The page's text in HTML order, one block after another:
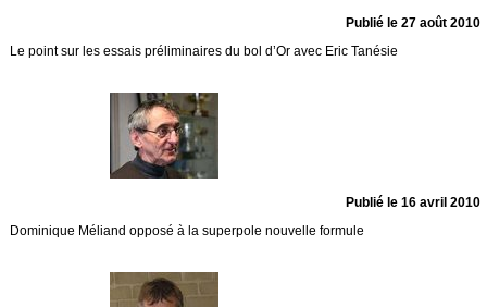
Publié le 27 août 2010
Le point sur les essais préliminaires du bol d’Or avec Eric Tanésie
Publié le 16 avril 2010
Dominique Méliand opposé à la superpole nouvelle formule